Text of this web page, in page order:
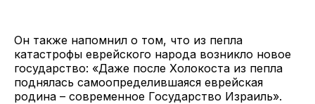
Он также напомнил о том, что из пепла
катастрофы еврейского народа возникло новое
государство: «Даже после Холокоста из пепла
поднялась самоопределившаяся еврейская
родина – современное Государство Израиль».